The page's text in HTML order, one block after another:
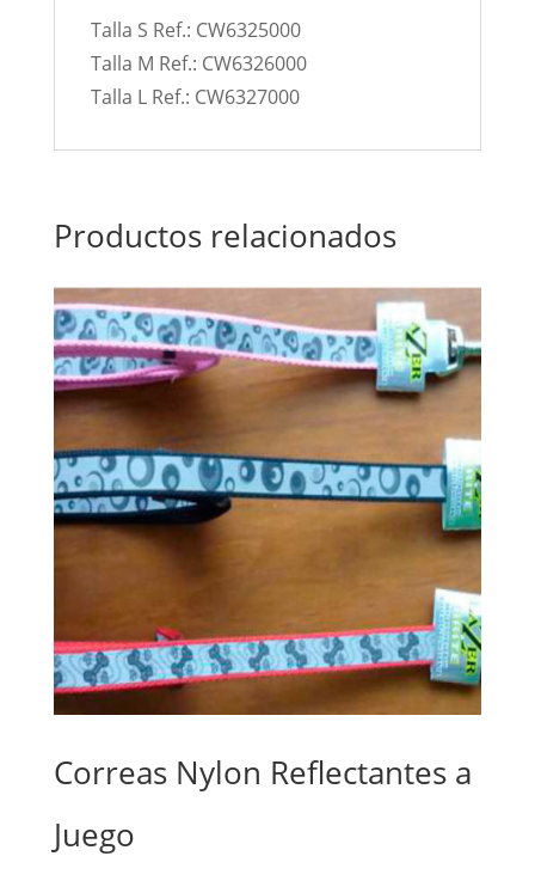
Talla S Ref.: CW6325000
Talla M Ref.: CW6326000
Talla L Ref.: CW6327000
Productos relacionados
Correas Nylon Reflectantes a
Juego